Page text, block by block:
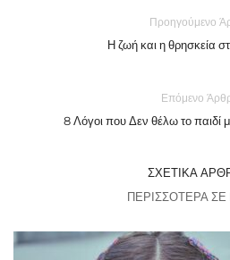
Προηγούμενο
Η ζωή και η θρησκεία
Επόμενο
8 Λόγοι που Δεν θέλω το παιδί
ΣΧΕΤΙΚΆ
ΠΕΡΙΣΣΌΤΕΡΑ ΣΕ